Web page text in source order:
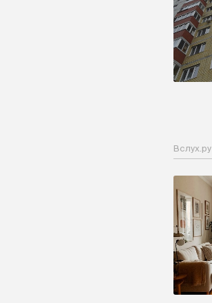
Вслух.ру